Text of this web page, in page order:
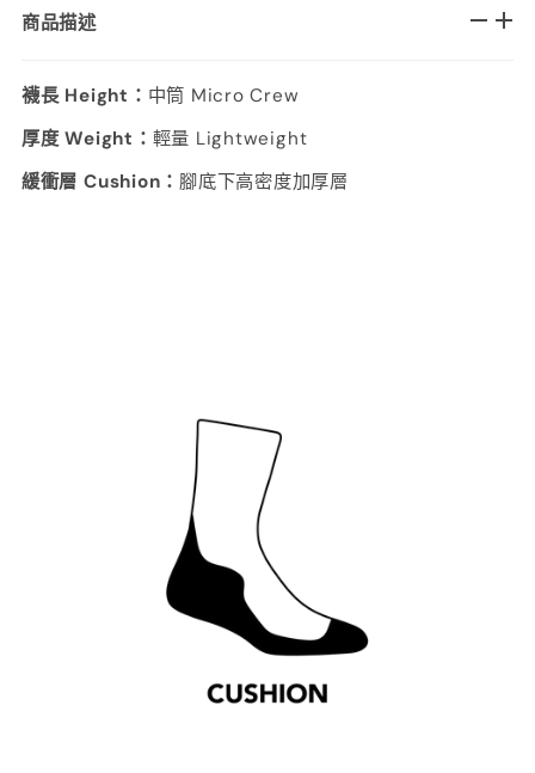
商品描述
襪長 Height： 中筒 Micro Crew
厚度 Weight： 輕量 Lightweight
緩衝層 Cushion：腳底下高密度加厚層